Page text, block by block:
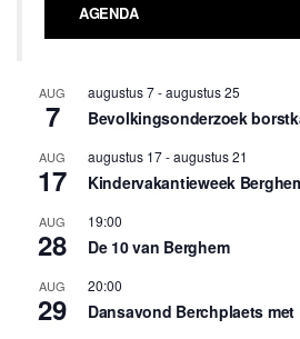
AGENDA
AUG
7
augustus 7-augustus 25
Bevolkingsonderzoek
AUG
17
augustus 17-augustus 21
Kindervakantieweek
AUG
28
19:00
De 10 van Berghem
AUG
29
20:00
Dansavond Berchplaets